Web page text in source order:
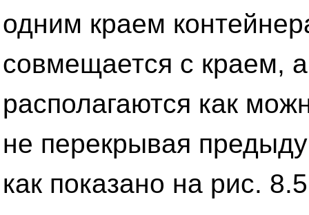
одним краем
совмещается с краем,
располагаются как
не перекрывая
как показано на рис.